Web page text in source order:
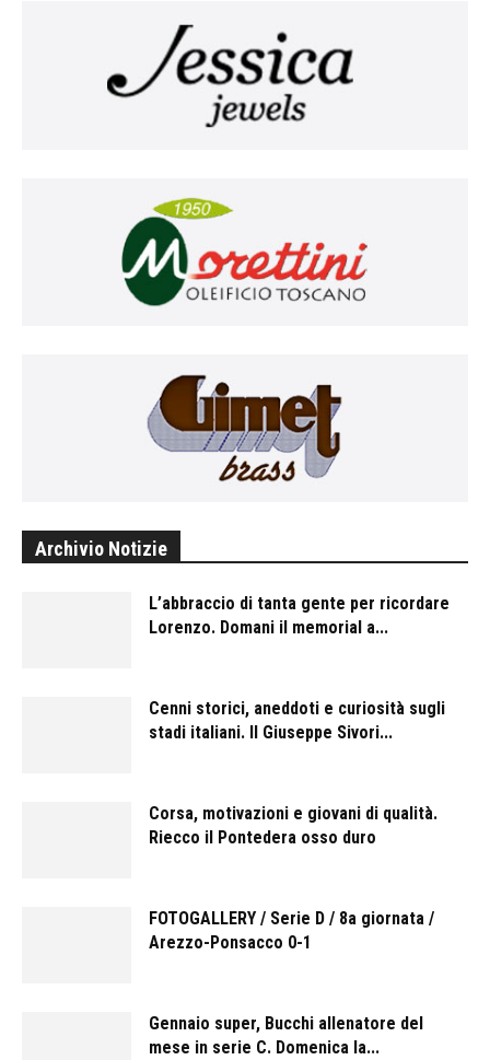
Archivio Notizie
L’abbraccio di tanta gente per ricordare
Lorenzo. Domani il memorial a...
Cenni storici, aneddoti e curiosità sugli
stadi italiani. Il Giuseppe Sivori...
Corsa, motivazioni e giovani di qualità.
Riecco il Pontedera osso duro
FOTOGALLERY / Serie D / 8a giornata /
Arezzo-Ponsacco 0-1
Gennaio super, Bucchi allenatore del
mese in serie C. Domenica la...